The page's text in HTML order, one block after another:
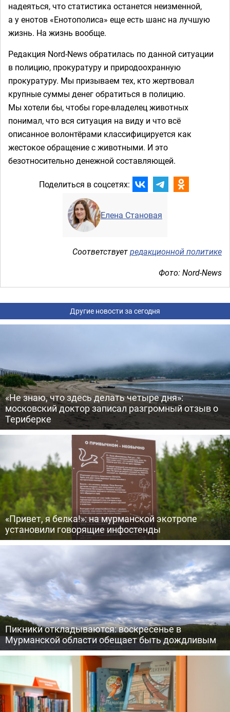
надеяться, что статистика останется неизменной,
а у енотов «Енотополиса» еще есть шанс на лучшую
жизнь. На жизнь вообще.
Редакция Nord-News обратилась по данной ситуации
в полицию, прокуратуру и природоохранную
прокуратуру. Мы призываем тех, кто жертвовал
крупные суммы денег обратиться в полицию.
Мы хотели бы, чтобы горе-владелец животных
понимал, что вся ситуация на виду и что всё
описанное волонтёрами классифицируется как
жестокое обращение с животными. И это
безотносительно денежной составляющей.
Поделиться в соцсетях:
Елена Становая
Соответствуетредакционной политике
Фото: Nord-News
Другие новости за сегодня
«Не знаю, что здесь делать четыре дня»:
московский доктор записал разгромный отзыв о
Териберке
«Привет, я белка!»: на мурманской экотропе
установили говорящие инфостенды
Пикники откладываются: воскресенье в
Мурманской области обещает быть дождливым